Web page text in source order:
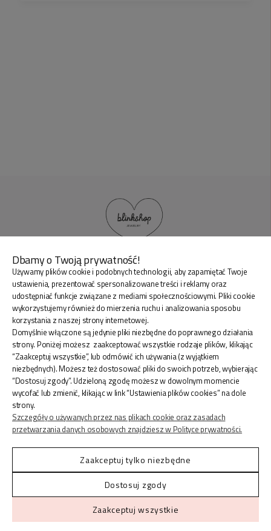
BLINK SHOP Joanna Pradellok, Dominów ul. Brylantowa
18 20-388 Lublin Polska
ZAKUPY
INFORMACJE
KONTO
Shoper.pl© 2026 Blinkshop ®
Made with
by Mamezi Studio
Dbamy o Twoją prywatność!
Używamy plików cookie i podobnych technologii, aby zapamiętać Twoje
ustawienia, prezentować spersonalizowane treści i reklamy oraz
udostępniać funkcje związane z mediami społecznościowymi. Pliki cookie
wykorzystujemy również do mierzenia ruchu i analizowania sposobu
korzystania z naszej strony internetowej.
Domyślnie włączone są jedynie pliki niezbędne do poprawnego działania
strony. Poniżej możesz zaakceptować wszystkie rodzaje plików, klikając
“Zaakceptuj wszystkie”, lub odmówić ich używania (z wyjątkiem
niezbędnych). Możesz też dostosować pliki do swoich potrzeb, wybierając
“Dostosuj zgody”. Udzieloną zgodę możesz w dowolnym momencie
wycofać lub zmienić, klikając w link “Ustawienia plików cookies” na dole
strony.
Szczegóły o używanych przez nas plikach cookie oraz zasadach
przetwarzania danych osobowych znajdziesz w Polityce prywatności.
Zaakceptuj tylko niezbędne
Dostosuj zgody
Zaakceptuj wszystkie